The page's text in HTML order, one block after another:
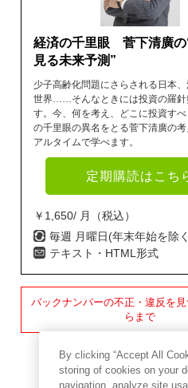
経済の千里眼 菅下清廣の
見る未来予測”
少子高齢化問題にさらされる日本
世界……そんなときには投資の羅針
す。今、何を考え、どこに投資す
の千里眼の異名をとる菅下清廣の考
アルタイムで学べます。
定期購読はこち
￥1,650/ 月（税込）
毎週 月曜日(年末年始を除
テキスト・HTML形式
バックナンバーの不正・違反を
らまで
By clicking “Accept All
storing of cookies on your
navigation, analyze site